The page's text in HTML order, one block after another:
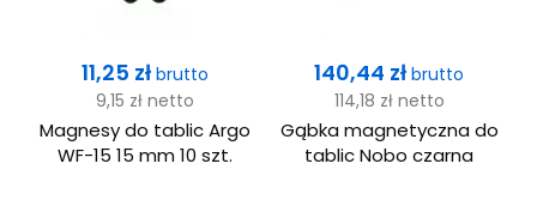
Cena
11,25 złbrutto
9,15 zł netto
Magnesy do tablic Argo
WF-15 15 mm 10 szt.
Cena
140,44 złbrutto
114,18 zł netto
Gąbka magnetyczna do
tablic Nobo czarna